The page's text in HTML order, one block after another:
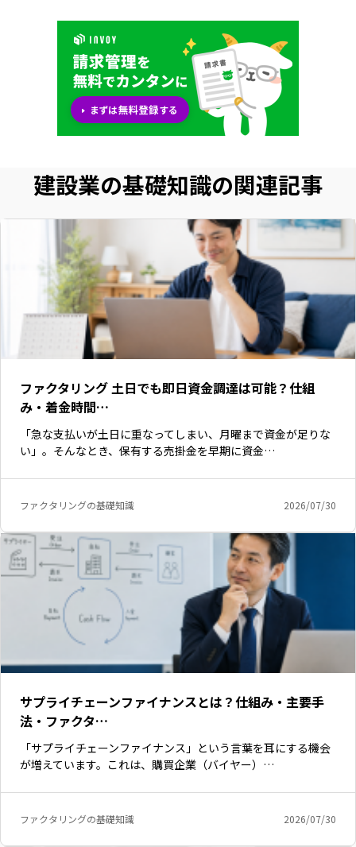
建設業の基礎知識の関連記事
ファクタリング 土日でも即日資金調達は可能？仕組
み・着金時間…
「急な支払いが土日に重なってしまい、月曜まで資金が足りな
い」。そんなとき、保有する売掛金を早期に資金…
ファクタリングの基礎知識 2026/07/30
サプライチェーンファイナンスとは？仕組み・主要手
法・ファクタ…
「サプライチェーンファイナンス」という言葉を耳にする機会
が増えています。これは、購買企業（バイヤー）…
ファクタリングの基礎知識 2026/07/30